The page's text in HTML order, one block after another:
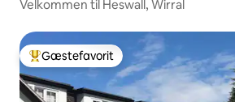
Velkommen til Heswall, Wirral
Bedste gæstefavorit
Gæstefavorit